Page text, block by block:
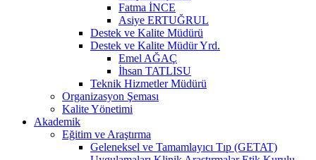
Fatma İNCE
Asiye ERTUĞRUL
Destek ve Kalite Müdürü
Destek ve Kalite Müdür Yrd.
Emel AĞAÇ
İhsan TATLISU
Teknik Hizmetler Müdürü
Organizasyon Şeması
Kalite Yönetimi
Akademik
Eğitim ve Araştırma
Geleneksel ve Tamamlayıcı Tıp (GETAT)